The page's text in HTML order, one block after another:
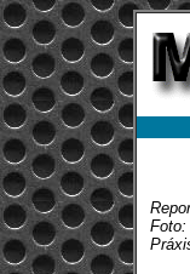
Foto: